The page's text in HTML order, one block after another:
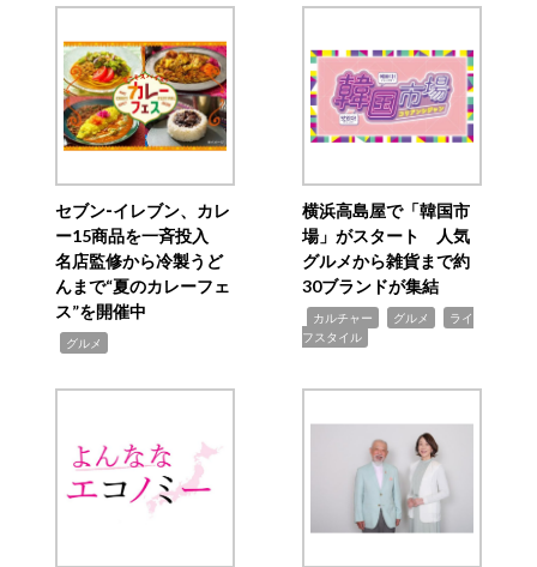
セブン‐イレブン、カレ
ー15商品を一斉投入
名店監修から冷製うど
んまで“夏のカレーフェ
ス”を開催中
グルメ
横浜高島屋で「韓国市
場」がスタート 人気
グルメから雑貨まで約
30ブランドが集結
カルチャー グルメ
ライ
フスタイル